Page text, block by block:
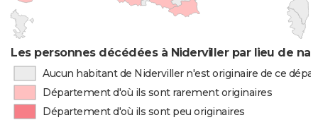
Les personnes décédées à Niderviller par lieu de
Aucun habitant de Niderviller n'est originaire de ce
Département d'où ils sont rarement originaires
Département d'où ils sont peu originaires